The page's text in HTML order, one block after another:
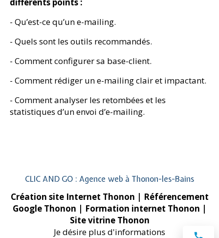
- Qu’est-ce qu’un e-mailing.
- Quels sont les outils recommandés.
- Comment configurer sa base-client.
- Comment rédiger un e-mailing clair et impactant.
- Comment analyser les retombées et les
statistiques d’un envoi d’e-mailing.
CLIC AND GO : Agence web à Thonon-les-Bains
Création site Internet Thonon | Référencement
Google Thonon | Formation internet Thonon |
Site vitrine Thonon
Je désire plus d'informations